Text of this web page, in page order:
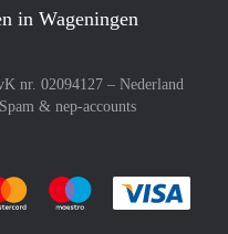
in Wageningen
nr. 02094127 – Nederland
Spam & nep-accounts
gemakkelijk af met Paypal
Je rekent gemakkelijk af met
Je rekent